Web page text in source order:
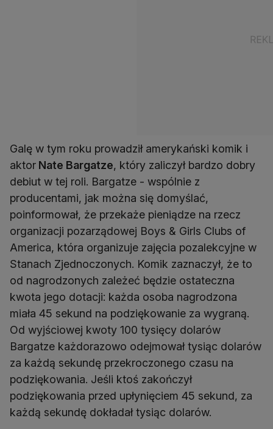
Galę w tym roku prowadził amerykański komik i
aktor Nate Bargatze, który zaliczył bardzo dobry
debiut w tej roli. Bargatze - wspólnie z
producentami, jak można się domyślać,
poinformował, że przekaże pieniądze na rzecz
organizacji pozarządowej Boys & Girls Clubs of
America, która organizuje zajęcia pozalekcyjne w
Stanach Zjednoczonych. Komik zaznaczył, że to
od nagrodzonych zależeć będzie ostateczna
kwota jego dotacji: każda osoba nagrodzona
miała 45 sekund na podziękowanie za wygraną.
Od wyjściowej kwoty 100 tysięcy dolarów
Bargatze każdorazowo odejmował tysiąc dolarów
za każdą sekundę przekroczonego czasu na
podziękowania. Jeśli ktoś zakończył
podziękowania przed upłynięciem 45 sekund, za
każdą sekundę dokładał tysiąc dolarów.